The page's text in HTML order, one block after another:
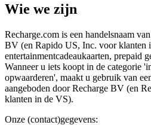
Wie we zijn
Recharge.com is een handelsnaam
BV (en Rapido US, Inc. voor klanten
entertainmentcadeaukaarten, prepaid
Wanneer u iets koopt in de categorie
opwaarderen', maakt u gebruik van
aangeboden door Recharge BV (en
klanten in de VS).
Onze (contact)gegevens: